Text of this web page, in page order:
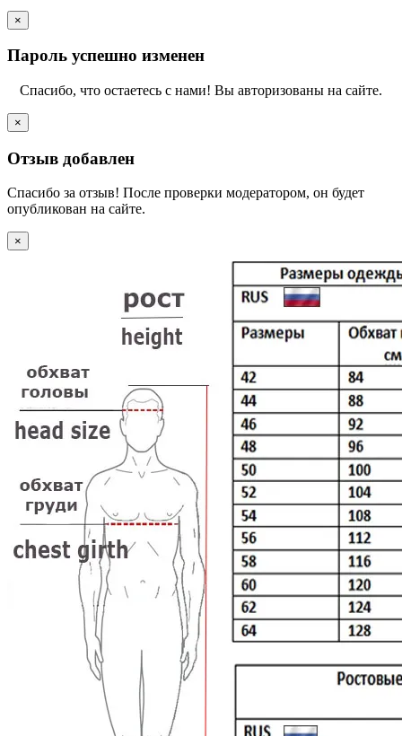
×
Пароль успешно изменен
Спасибо, что остаетесь с нами! Вы авторизованы на сайте.
×
Отзыв добавлен
Спасибо за отзыв! После проверки модератором, он будет
опубликован на сайте.
×